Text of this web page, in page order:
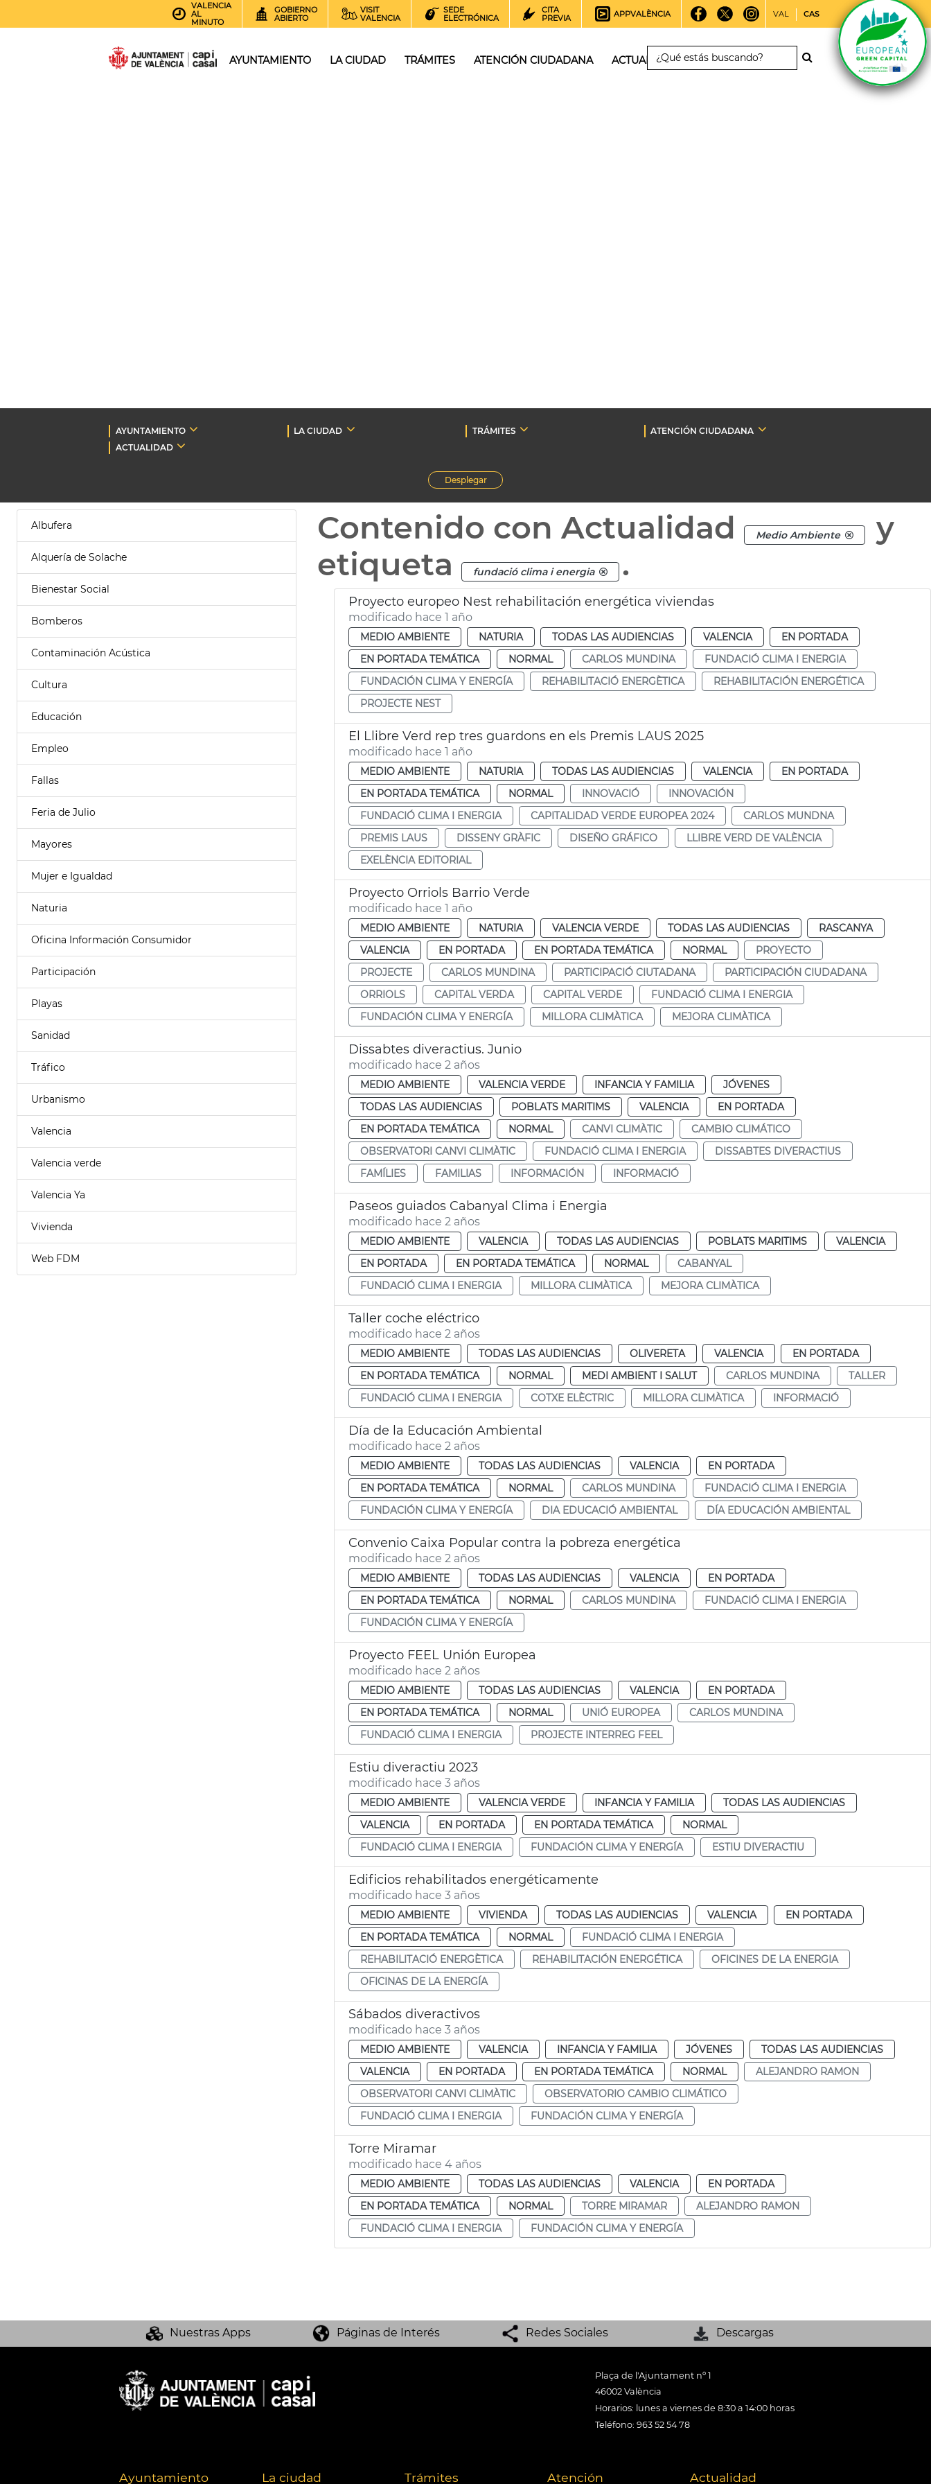
VALENCIA
AL
MINUTO
GOBIERNO
ABIERTO
VISIT
VALENCIA
SEDE
ELECTRÓNICA
CITA
PREVIA
APPVALÈNCIA VAL CAS
AYUNTAMIENTO LA CIUDAD TRÁMITES ATENCIÓN CIUDADANA ACTUALIDAD
AYUNTAMIENTO LA CIUDAD TRÁMITES
ATENCIÓN CIUDADANA
ACTUALIDAD
Desplegar
Albufera
Alquería de Solache
Bienestar Social
Bomberos
Contaminación Acústica
Cultura
Educación
Empleo
Fallas
Feria de Julio
Mayores
Mujer e Igualdad
Naturia
Oficina Información Consumidor
Participación
Playas
Sanidad
Tráfico
Urbanismo
Valencia
Valencia verde
Valencia Ya
Vivienda
Web FDM
Contenido con Actualidad Medio Ambiente
y
etiqueta
fundació clima i energia .
Proyecto europeo Nest rehabilitación energética viviendas
modificado hace 1 año
MEDIO AMBIENTE NATURIA TODAS LAS AUDIENCIAS VALENCIA
EN PORTADA
EN PORTADA TEMÁTICA
NORMAL CARLOS MUNDINA
FUNDACIÓ CLIMA I ENERGIA
FUNDACIÓN CLIMA Y ENERGÍA
REHABILITACIÓ ENERGÈTICA
REHABILITACIÓN ENERGÉTICA
PROJECTE NEST
El Llibre Verd rep tres guardons en els Premis LAUS 2025
modificado hace 1 año
MEDIO AMBIENTE NATURIA TODAS LAS AUDIENCIAS VALENCIA
EN PORTADA
EN PORTADA TEMÁTICA
NORMAL INNOVACIÓ
INNOVACIÓN
FUNDACIÓ CLIMA I ENERGIA
CAPITALIDAD VERDE EUROPEA 2024
CARLOS MUNDNA
PREMIS LAUS
DISSENY GRÀFIC DISEÑO GRÁFICO
LLIBRE VERD DE VALÈNCIA
EXELÈNCIA EDITORIAL
Proyecto Orriols Barrio Verde
modificado hace 1 año
MEDIO AMBIENTE NATURIA VALENCIA VERDE TODAS LAS AUDIENCIAS
RASCANYA
VALENCIA
EN PORTADA EN PORTADA TEMÁTICA NORMAL
PROYECTO
PROJECTE
CARLOS MUNDINA PARTICIPACIÓ CIUTADANA
PARTICIPACIÓN CIUDADANA
ORRIOLS
CAPITAL VERDA CAPITAL VERDE
FUNDACIÓ CLIMA I ENERGIA
FUNDACIÓN CLIMA Y ENERGÍA
MILLORA CLIMÀTICA MEJORA CLIMÀTICA
Dissabtes diveractius. Junio
modificado hace 2 años
MEDIO AMBIENTE VALENCIA VERDE INFANCIA Y FAMILIA
JÓVENES
TODAS LAS AUDIENCIAS
POBLATS MARITIMS VALENCIA
EN PORTADA
EN PORTADA TEMÁTICA
NORMAL CANVI CLIMÀTIC
CAMBIO CLIMÁTICO
OBSERVATORI CANVI CLIMÀTIC
FUNDACIÓ CLIMA I ENERGIA
DISSABTES DIVERACTIUS
FAMÍLIES
FAMILIAS INFORMACIÓN INFORMACIÓ
Paseos guiados Cabanyal Clima i Energia
modificado hace 2 años
MEDIO AMBIENTE VALENCIA TODAS LAS AUDIENCIAS POBLATS MARITIMS
VALENCIA
EN PORTADA
EN PORTADA TEMÁTICA NORMAL
CABANYAL
FUNDACIÓ CLIMA I ENERGIA
MILLORA CLIMÀTICA MEJORA CLIMÀTICA
Taller coche eléctrico
modificado hace 2 años
MEDIO AMBIENTE TODAS LAS AUDIENCIAS OLIVERETA VALENCIA
EN PORTADA
EN PORTADA TEMÁTICA
NORMAL MEDI AMBIENT I SALUT CARLOS MUNDINA
TALLER
FUNDACIÓ CLIMA I ENERGIA
COTXE ELÈCTRIC MILLORA CLIMÀTICA INFORMACIÓ
Día de la Educación Ambiental
modificado hace 2 años
MEDIO AMBIENTE TODAS LAS AUDIENCIAS VALENCIA
EN PORTADA
EN PORTADA TEMÁTICA
NORMAL CARLOS MUNDINA
FUNDACIÓ CLIMA I ENERGIA
FUNDACIÓN CLIMA Y ENERGÍA
DIA EDUCACIÓ AMBIENTAL DÍA EDUCACIÓN AMBIENTAL
Convenio Caixa Popular contra la pobreza energética
modificado hace 2 años
MEDIO AMBIENTE TODAS LAS AUDIENCIAS VALENCIA
EN PORTADA
EN PORTADA TEMÁTICA
NORMAL CARLOS MUNDINA
FUNDACIÓ CLIMA I ENERGIA
FUNDACIÓN CLIMA Y ENERGÍA
Proyecto FEEL Unión Europea
modificado hace 2 años
MEDIO AMBIENTE TODAS LAS AUDIENCIAS VALENCIA
EN PORTADA
EN PORTADA TEMÁTICA
NORMAL UNIÓ EUROPEA
CARLOS MUNDINA
FUNDACIÓ CLIMA I ENERGIA
PROJECTE INTERREG FEEL
Estiu diveractiu 2023
modificado hace 3 años
MEDIO AMBIENTE VALENCIA VERDE INFANCIA Y FAMILIA
TODAS LAS AUDIENCIAS
VALENCIA
EN PORTADA EN PORTADA TEMÁTICA
NORMAL
FUNDACIÓ CLIMA I ENERGIA
FUNDACIÓN CLIMA Y ENERGÍA ESTIU DIVERACTIU
Edificios rehabilitados energéticamente
modificado hace 3 años
MEDIO AMBIENTE VIVIENDA TODAS LAS AUDIENCIAS VALENCIA
EN PORTADA
EN PORTADA TEMÁTICA
NORMAL
FUNDACIÓ CLIMA I ENERGIA
REHABILITACIÓ ENERGÈTICA
REHABILITACIÓN ENERGÉTICA
OFICINES DE LA ENERGIA
OFICINAS DE LA ENERGÍA
Sábados diveractivos
modificado hace 3 años
MEDIO AMBIENTE VALENCIA INFANCIA Y FAMILIA JÓVENES
TODAS LAS AUDIENCIAS
VALENCIA
EN PORTADA EN PORTADA TEMÁTICA NORMAL
ALEJANDRO RAMON
OBSERVATORI CANVI CLIMÀTIC
OBSERVATORIO CAMBIO CLIMÁTICO
FUNDACIÓ CLIMA I ENERGIA
FUNDACIÓN CLIMA Y ENERGÍA
Torre Miramar
modificado hace 4 años
MEDIO AMBIENTE TODAS LAS AUDIENCIAS VALENCIA
EN PORTADA
EN PORTADA TEMÁTICA
NORMAL TORRE MIRAMAR
ALEJANDRO RAMON
FUNDACIÓ CLIMA I ENERGIA
FUNDACIÓN CLIMA Y ENERGÍA
Nuestras Apps Páginas de Interés Redes Sociales Descargas
Plaça de l'Ajuntament nº 1
46002 València
Horarios: lunes a viernes de 8:30 a 14:00 horas
Teléfono: 963 52 54 78
Ayuntamiento La ciudad Trámites Atención Actualidad